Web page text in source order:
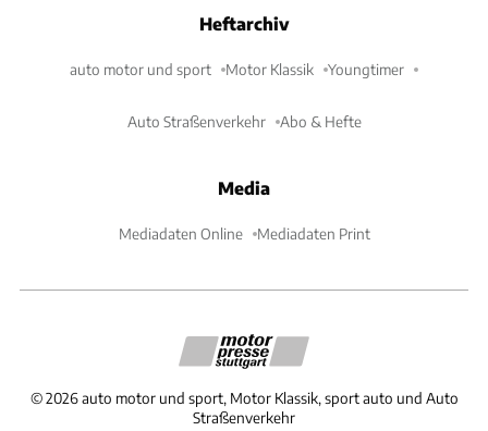
Heftarchiv
auto motor und sport Motor Klassik Youngtimer
Auto Straßenverkehr Abo & Hefte
Media
Mediadaten Online Mediadaten Print
©2026 auto motor und sport, Motor Klassik, sport auto und Auto
Straßenverkehr